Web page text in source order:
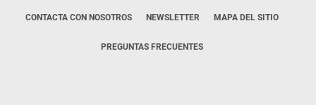
CONTACTA CON NOSOTROS NEWSLETTER MAPA DEL SITIO
PREGUNTAS FRECUENTES